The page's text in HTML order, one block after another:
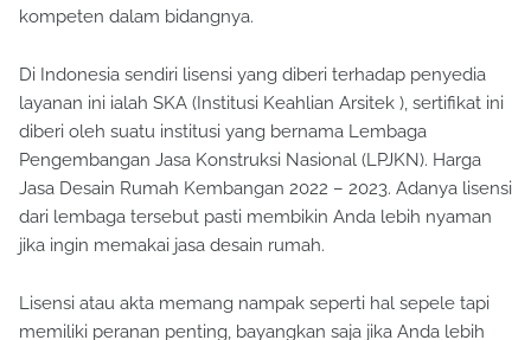
sebagai penjamin bahwa penyedia layanan memang
Di Indonesia sendiri lisensi yang diberi terhadap penyedia
layanan ini ialah SKA (Institusi Keahlian Arsitek ), sertifikat ini
diberi oleh suatu institusi yang bernama Lembaga
Pengembangan Jasa Konstruksi Nasional (LPJKN). Harga
Jasa Desain Rumah Kembangan 2022 – 2023. Adanya lisensi
dari lembaga tersebut pasti membikin Anda lebih nyaman
Lisensi atau akta memang nampak seperti hal sepele tapi